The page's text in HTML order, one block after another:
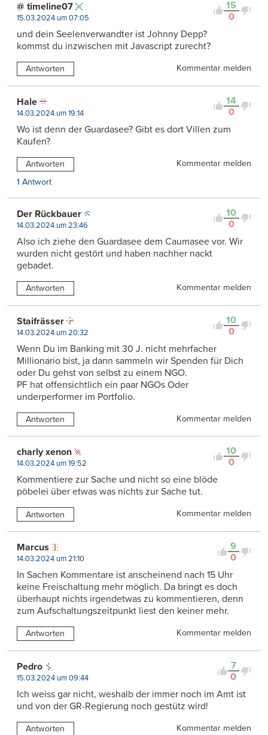
15
0
@ timeline07
15.03.2024 um 07:05
und dein Seelenverwandter ist Johnny Depp?
kommst du inzwischen mit Javascript zurecht?
Antworten Kommentar melden
14
0
Hale
14.03.2024 um 19:14
Wo ist denn der Guardasee? Gibt es dort Villen zum
Kaufen?
Antworten
Kommentar melden
1 Antwort
10
0
Der Rückbauer
14.03.2024 um 23:46
Also ich ziehe den Guardasee dem Caumasee vor. Wir
wurden nicht gestört und haben nachher nackt
gebadet.
Antworten Kommentar melden
10
0
Staifrässer
14.03.2024 um 20:32
Wenn Du im Banking mit 30 J. nicht mehrfacher
Millionario bist, ja dann sammeln wir Spenden für Dich
oder Du gehst von selbst zu einem NGO.
PF hat offensichtlich ein paar NGOs Oder
underperformer im Portfolio.
Antworten Kommentar melden
10
0
charly xenon
14.03.2024 um 19:52
Kommentiere zur Sache und nicht so eine blöde
pöbelei über etwas was nichts zur Sache tut.
Antworten Kommentar melden
9
0
Marcus
14.03.2024 um 21:10
In Sachen Kommentare ist anscheinend nach 15 Uhr
keine Freischaltung mehr möglich. Da bringt es doch
überhaupt nichts irgendetwas zu kommentieren, denn
zum Aufschaltungszeitpunkt liest den keiner mehr.
Antworten Kommentar melden
7
0
Pedro
15.03.2024 um 09:44
Ich weiss gar nicht, weshalb der immer noch im Amt ist
und von der GR-Regierung noch gestütz wird!
Antworten Kommentar melden